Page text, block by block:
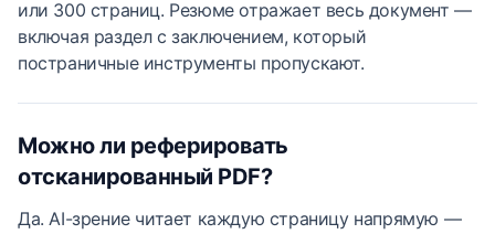
или 300 страниц. Резюме отражает весь документ —
включая раздел с заключением, который
постраничные инструменты пропускают.
Можно ли реферировать
отсканированный PDF?
Да. AI-зрение читает каждую страницу напрямую —